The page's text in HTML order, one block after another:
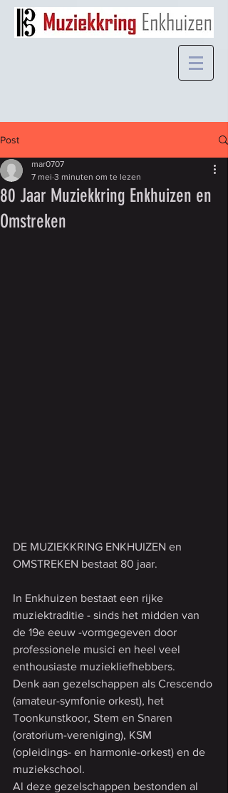
Post
80 Jaar Muziekkring Enkhuizen en
Omstreken
mar0707
7 mei 3 minuten om te lezen
DE MUZIEKKRING ENKHUIZEN en
OMSTREKEN bestaat 80 jaar.
In Enkhuizen bestaat een rijke
muziektraditie - sinds het midden van
de 19e eeuw -vormgegeven door
professionele musici en heel veel
enthousiaste muziekliefhebbers.
Denk aan gezelschappen als Crescendo
(amateur-symfonie orkest), het
Toonkunstkoor, Stem en Snaren
(oratorium-vereniging), KSM
(opleidings- en harmonie-orkest) en de
muziekschool.
Al deze gezelschappen bestonden al